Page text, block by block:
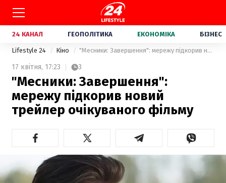
24 КАНАЛ ГЕОПОЛІТИКА ЕКОНОМІКА БІЗНЕС
Lifestyle 24 Кіно "Месники: Завершення": мережу підкорив новий трейлер очікуваного фільму
17 квітня, 17:23 3
"Месники: Завершення":
мережу підкорив новий
трейлер очікуваного фільму